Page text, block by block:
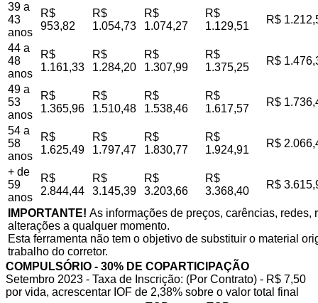
39 a
43
anos
R$
953,82
R$
1.054,73
R$
1.074,27
R$
1.129,51
R$
44 a
48
anos
R$
1.161,33
R$
1.284,20
R$
1.307,99
R$
1.375,25
R$
49 a
53
anos
R$
1.365,96
R$
1.510,48
R$
1.538,46
R$
1.617,57
R$
54 a
58
anos
R$
1.625,49
R$
1.797,47
R$
1.830,77
R$
1.924,91
R$
+ de
59
anos
R$
2.844,44
R$
3.145,39
R$
3.203,66
R$
3.368,40
R$
IMPORTANTE! As informações de preços, carências,
alterações a qualquer momento.
Esta ferramenta não tem o objetivo de substituir o material
trabalho do corretor.
COMPULSÓRIO - 30% DE COPARTICIPAÇÃO
Setembro 2023 - Taxa de Inscrição: (Por Contrato) - R$ 7,50
por vida, acrescentar IOF de 2,38% sobre o valor total final